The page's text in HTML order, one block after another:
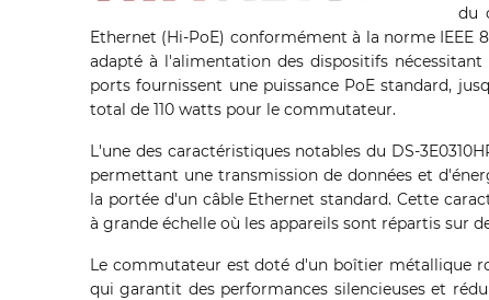
du
Ethernet (Hi-PoE) conformément à la norme IEEE
adapté à l'alimentation des dispositifs
ports fournissent une puissance PoE standard,
total de 110 watts pour le commutateur.
L'une des caractéristiques notables du DS-
permettant une transmission de données et
la portée d'un câble Ethernet standard. Cette
à grande échelle où les appareils sont répartis sur
Le commutateur est doté d'un boîtier métallique
qui garantit des performances silencieuses et